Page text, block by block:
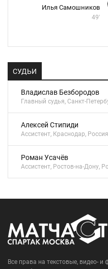
Илья Самошников
49'
СУДЬИ
Владислав Безбородов
Главный судья, Санкт-
Алексей Стипиди
Ассистент, Краснодар, Россия
Роман Усачёв
Ассистент, Ростов-на-Дону,
Все права на текстовые, видео-